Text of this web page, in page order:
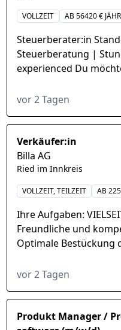
VOLLZEIT AB 56420 €
Steuerberater:in
Steuerberatung |
experienced Du
vor 2 Tagen
Verkäufer:in
Billa AG
Ried im Innkreis
VOLLZEIT, TEILZEIT AB
Ihre Aufgaben:
Freundliche und
Optimale Bestückung
Sortiments, Umsetzung
vor 2 Tagen
Produkt Manager /